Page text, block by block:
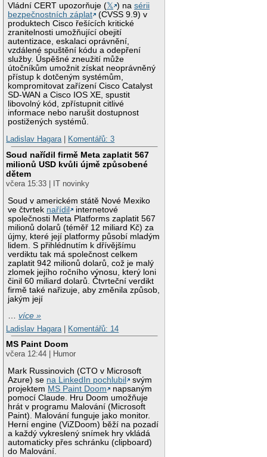
Vládní CERT upozorňuje (𝕏 ) nasérii
bezpečnostních záplat
(CVSS 9.9) v
produktech Cisco řešících kritické
zranitelnosti umožňující obejití
autentizace, eskalaci oprávnění,
vzdálené spuštění kódu a odepření
služby. Úspěšné zneužití může
útočníkům umožnit získat neoprávněný
přístup k dotčeným systémům,
kompromitovat zařízení Cisco Catalyst
SD-WAN a Cisco IOS XE, spustit
libovolný kód, zpřístupnit citlivé
informace nebo narušit dostupnost
postižených systémů.
Ladislav Hagara| Komentářů: 3
Soud nařídil firmě Meta zaplatit 567
milionů USD kvůli újmě způsobené
dětem
včera 15:33 | IT novinky
Soud v americkém státě Nové Mexiko
ve čtvrtek nařídil
internetové
společnosti Meta Platforms zaplatit 567
milionů dolarů (téměř 12 miliard Kč) za
újmy, které její platformy působí mladým
lidem. S přihlédnutím k dřívějšímu
verdiktu tak má společnost celkem
zaplatit 942 milionů dolarů, což je malý
zlomek jejího ročního výnosu, který loni
činil 60 miliard dolarů. Čtvrteční verdikt
firmě také nařizuje, aby změnila způsob,
jakým její
…více »
Ladislav Hagara
Komentářů: 14
MS Paint Doom
včera 12:44 | Humor
Mark Russinovich (CTO v Microsoft
Azure) se na LinkedIn pochlubil
svým
projektem MS Paint Doom
napsaným
pomocí Claude. Hru Doom umožňuje
hrát v programu Malování (Microsoft
Paint). Malování funguje jako monitor.
Herní engine (ViZDoom) běží na pozadí
a každý vykreslený snímek hry vkládá
automaticky přes schránku (clipboard)
do Malování.